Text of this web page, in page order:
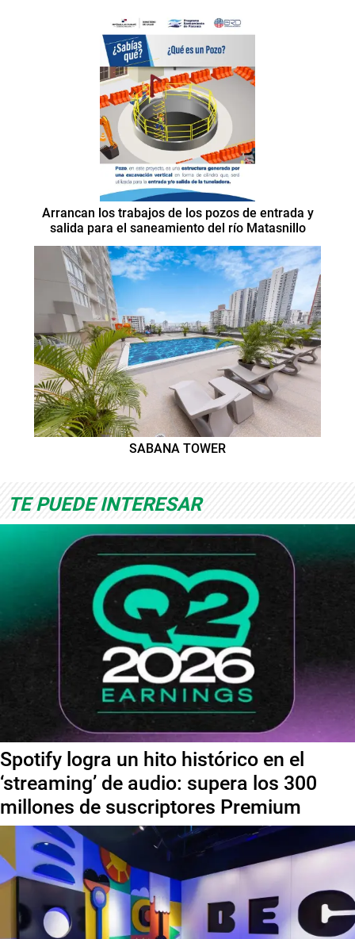
Arrancan los trabajos de los pozos de entrada y
salida para el saneamiento del río Matasnillo
SABANA TOWER
TE PUEDE INTERESAR
Spotify logra un hito histórico en el
‘streaming’ de audio: supera los 300
millones de suscriptores Premium